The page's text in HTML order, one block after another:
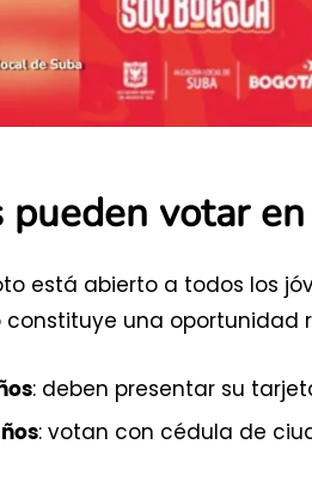
pueden votar en
está abierto a todos los
constituye una oportunidad
: deben presentar su
: votan con cédula de